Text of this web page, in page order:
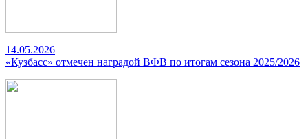
14.05.2026
«Кузбасс» отмечен наградой ВФВ по итогам сезона 2025/2026